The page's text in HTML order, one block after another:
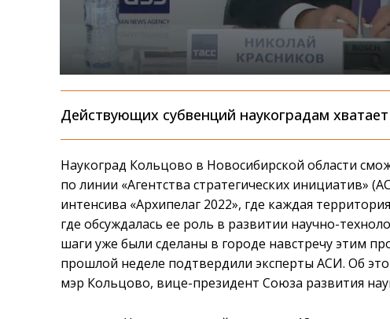
Действующих субвенций наукоградам
Наукоград Кольцово в Новосибирской области
по линии «Агентства стратегических инициатив»
интенсива «Архипелаг 2022», где каждая
где обсуждалась ее роль в развитии научно-
шаги уже были сделаны в городе навстречу этим
прошлой неделе подтвердили эксперты АСИ. Об
мэр Кольцово, вице-президент Союза развития